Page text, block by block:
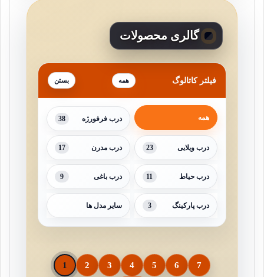
گالری محصولات
فیلتر کاتالوگ همه
همه درب فرفورژه 38
درب ویلایی 23 درب مدرن 17
درب حیاط 11 درب باغی 9
درب پارکینگ 3 سایر مدل ها
1 2 3 4 5 6 7